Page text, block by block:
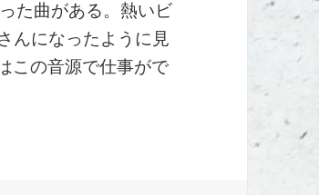
た曲がある。熱いビ
んになったように見
この音源で仕事がで